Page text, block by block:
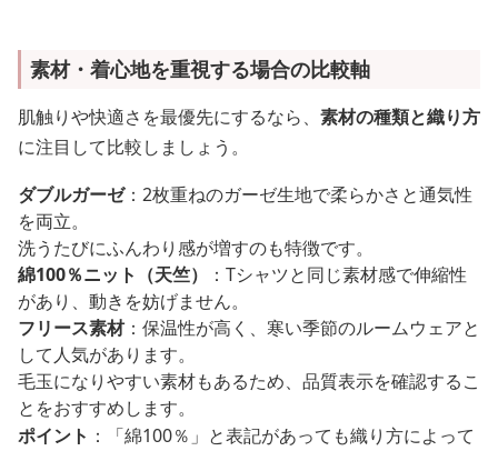
素材・着心地を重視する場合の比較軸
肌触りや快適さを最優先にするなら、 素材の種類と織り方
に注目して比較しましょう。
ダブルガーゼ：2枚重ねのガーゼ生地で柔らかさと通気性
を両立。
洗うたびにふんわり感が増すのも特徴です。
綿100％ニット（天竺）
：Tシャツと同じ素材感で伸縮性
があり、動きを妨げません。
フリース素材：保温性が高く、寒い季節のルームウェアと
して人気があります。
毛玉になりやすい素材もあるため、品質表示を確認するこ
とをおすすめします。
ポイント ：「綿100％」と表記があっても織り方によって